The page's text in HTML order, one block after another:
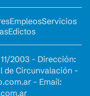
EmpleosServicios
Edictos
2003 - Dirección:
de Circunvalación -
- Email: